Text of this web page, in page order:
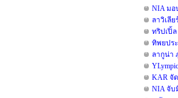
NIA มอ
ลาวิเลี
ทริปเปิ้
ทิพยปร
ลากูน่า
KAR จั
NIA จับ